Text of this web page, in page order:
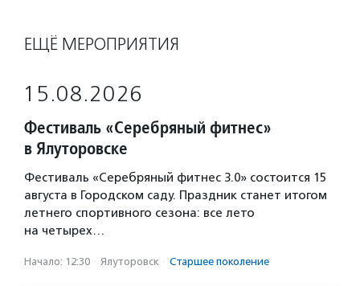
ЕЩЁ МЕРОПРИЯТИЯ
15.08.2026
Фестиваль «Серебряный фитнес»
в Ялуторовске
Фестиваль «Серебряный фитнес 3.0» состоится 15
августа в Городском саду. Праздник станет итогом
летнего спортивного сезона: все лето
на четырех…
Начало: 12:30 · Ялуторовск · Старшее поколение